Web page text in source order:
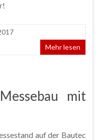
Mehr lesen
mit
auf der Bautec